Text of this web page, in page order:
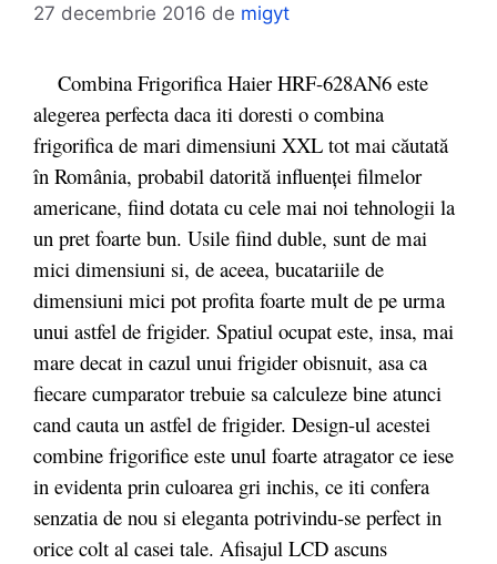
27 decembrie 2016 de migyt
Combina Frigorifica Haier HRF-628AN6 este
alegerea perfecta daca iti doresti o combina
frigorifica de mari dimensiuni XXL tot mai căutată
în România, probabil datorită influenţei filmelor
americane, fiind dotata cu cele mai noi tehnologii la
un pret foarte bun. Usile fiind duble, sunt de mai
mici dimensiuni si, de aceea, bucatariile de
dimensiuni mici pot profita foarte mult de pe urma
unui astfel de frigider. Spatiul ocupat este, insa, mai
mare decat in cazul unui frigider obisnuit, asa ca
fiecare cumparator trebuie sa calculeze bine atunci
cand cauta un astfel de frigider. Design-ul acestei
combine frigorifice este unul foarte atragator ce iese
in evidenta prin culoarea gri inchis, ce iti confera
senzatia de nou si eleganta potrivindu-se perfect in
orice colt al casei tale. Afisajul LCD ascuns